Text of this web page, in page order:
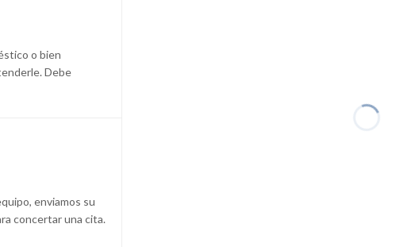
o bien
Debe
enviamos su
concertar una cita.